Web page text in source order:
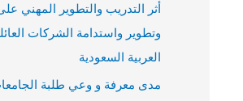
أثر التدريب والتطوير المهني
وتطوير واستدامة الشركات
العربية السعودية
مدى معرفة و وعي طلبة